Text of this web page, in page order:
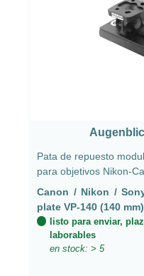
Pata de repuesto
para objetivos Nikon-
video VP-140 (140 mm)
Canon / Nikon /
plate VP-140 (140
listo para enviar,
laborables
en stock: > 5